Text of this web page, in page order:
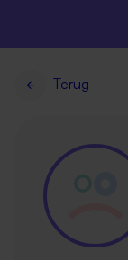
Terug